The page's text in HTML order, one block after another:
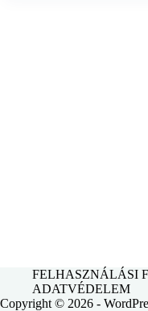
FELHASZNÁLÁSI
ADATVÉDELEM
Copyright © 2026 -